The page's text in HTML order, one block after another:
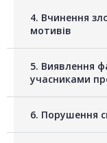
4. Вчинення
мотивів
5. Виявлення
учасниками
6. Порушення